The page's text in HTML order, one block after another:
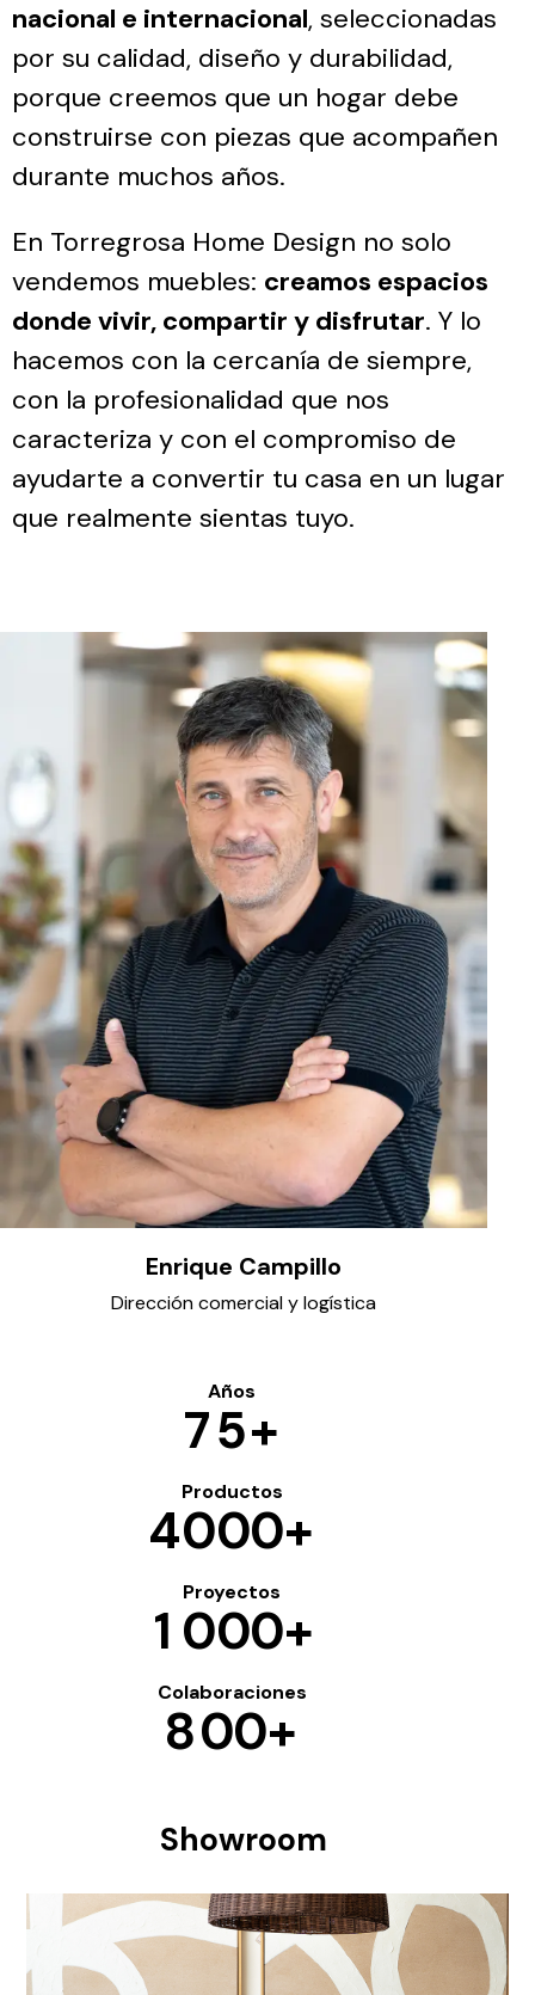
nacional e internacional, seleccionadas
por su calidad, diseño y durabilidad,
porque creemos que un hogar debe
construirse con piezas que acompañen
durante muchos años.
En Torregrosa Home Design no solo
vendemos muebles: creamos espacios
donde vivir, compartir y disfrutar. Y lo
hacemos con la cercanía de siempre,
con la profesionalidad que nos
caracteriza y con el compromiso de
ayudarte a convertir tu casa en un lugar
que realmente sientas tuyo.
Enrique Campillo
Dirección comercial y logística
Años
75+
Productos
4000+
Proyectos
1 000+
Colaboraciones
800+
Showroom